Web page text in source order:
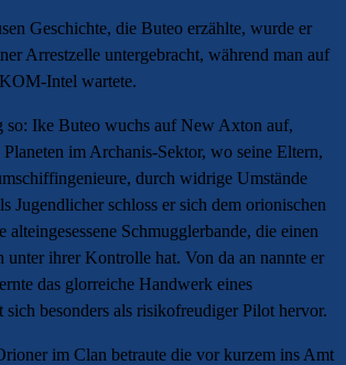
Geschichte, die Buteo erzählte, wurde er
Arrestzelle untergebracht, während man auf
Intel wartete.
so: Ike Buteo wuchs auf New Axton auf,
im Archanis-Sektor, wo seine Eltern,
durch widrige Umstände
Jugendlicher schloss er sich dem orionischen
alteingesessene Schmugglerbande, die einen
ihrer Kontrolle hat. Von da an nannte er
das glorreiche Handwerk eines
sich besonders als risikofreudiger Pilot hervor.
im Clan betraute die vor kurzem ins Amt